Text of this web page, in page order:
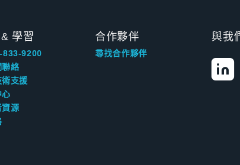
學習
833-9200
聯絡
支援
心
資源
合作夥伴
尋找合作夥伴
與我